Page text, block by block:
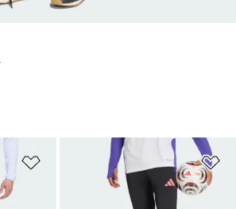
Tambahkan ke Wishlist